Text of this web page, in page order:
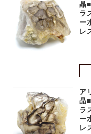
晶
ラ
ー
レ
ア
晶
ラ
ー
レ